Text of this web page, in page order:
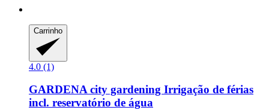
Carrinho
4.0 (1)
GARDENAcity gardening Irrigação de férias
incl. reservatório de água